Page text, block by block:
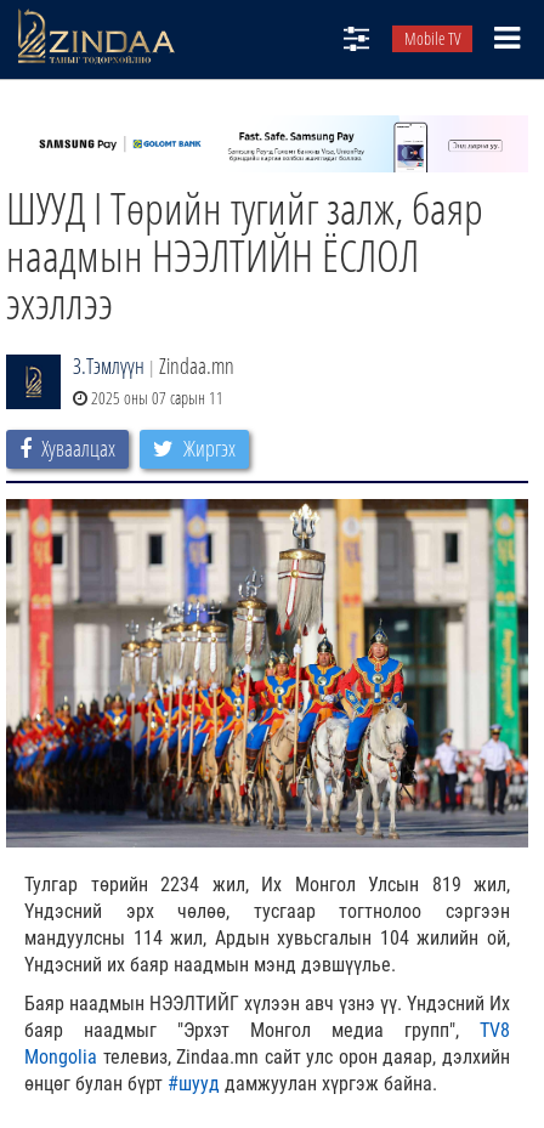
Mobile TV
ТВ8
ӨГЛӨӨНИЙ СОНИН
АУДИО ЗОХИОЛ
ЗИНДАА СЭТГҮҮЛ
ШУУД I Төрийн тугийг залж, баяр
наадмын НЭЭЛТИЙН ЁСЛОЛ
эхэллээ
З.Тэмлүүн | Zindaa.mn
2025 оны 07 сарын 11
Хуваалцах Жиргэх
Тулгар төрийн 2234 жил, Их Монгол Улсын 819 жил,
Үндэсний эрх чөлөө, тусгаар тогтнолоо сэргээн
мандуулсны 114 жил, Ардын хувьсгалын 104 жилийн ой,
Үндэсний их баяр наадмын мэнд дэвшүүлье.
Баяр наадмын НЭЭЛТИЙГ хүлээн авч үзнэ үү. Үндэсний Их
баяр наадмыг "Эрхэт Монгол медиа групп", TV8
Mongolia телевиз, Zindaa.mn сайт улс орон даяар, дэлхийн
өнцөг булан бүрт #шууд дамжуулан хүргэж байна.